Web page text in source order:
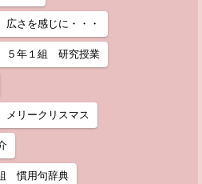
さを感じに・・・
５年１組 研究授業
リークリスマス
慣用句辞典